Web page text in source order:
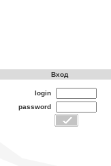
Вход
login
password